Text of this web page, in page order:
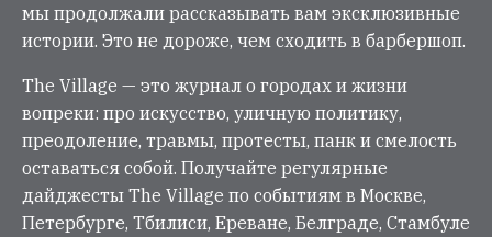
мы продолжали рассказывать вам эксклюзивные
истории. Это не дороже, чем сходить в барбершоп.
The Village — это журнал о городах и жизни
вопреки: про искусство, уличную политику,
преодоление, травмы, протесты, панк и смелость
оставаться собой. Получайте регулярные
дайджесты The Village по событиям в Москве,
Петербурге, Тбилиси, Ереване, Белграде, Стамбуле